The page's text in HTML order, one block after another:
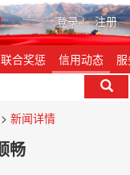
登录| 注册
联合奖惩 信用动态
新闻详情
畅